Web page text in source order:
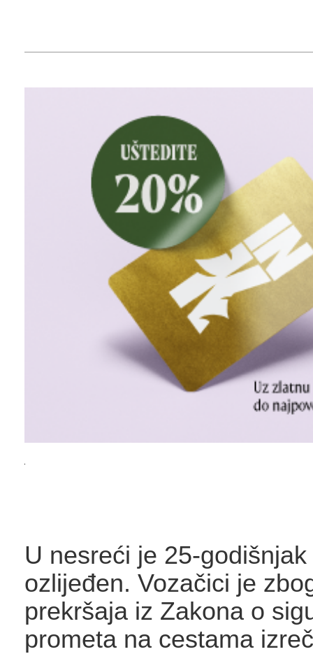
U nesreći je 25-
ozlijeđen. Vozačici je
prekršaja iz Zakona o
prometa na cestama